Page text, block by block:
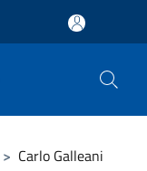
> Carlo Galleani